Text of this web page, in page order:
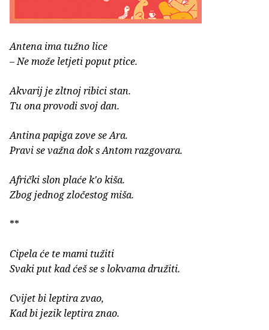
Antena ima tužno lice
– Ne može letjeti poput ptice.
Akvarij je zltnoj ribici stan.
Tu ona provodi svoj dan.
Antina papiga zove se Ara.
Pravi se važna dok s Antom razgovara.
Afrički slon plaće k'o kiša.
Zbog jednog zločestog miša.
**
Cipela će te mami tužiti
Svaki put kad ćeš se s lokvama družiti.
Cvijet bi leptira zvao,
Kad bi jezik leptira znao.